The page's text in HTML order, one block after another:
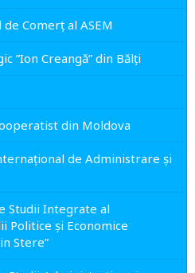
Comerţ al ASEM
”Ion Creangă” din Bălți
din Moldova
de Administrare şi
Studii Integrate al
Politice și Economice
Stere”